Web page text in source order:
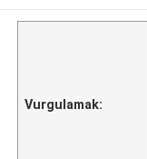
Vurgulamak: